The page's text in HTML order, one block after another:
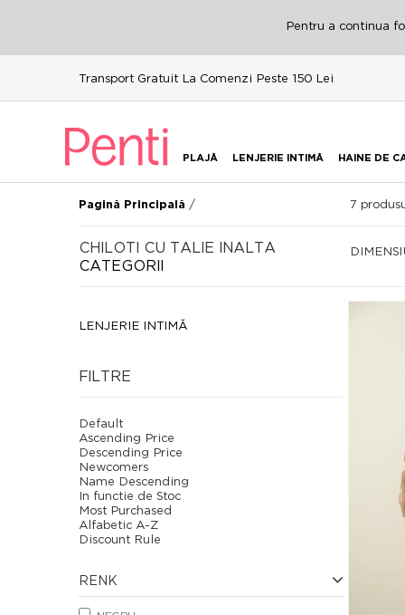
Pentru a continua
Transport Gratuit La Comenzi Peste 150 Lei
PLAJĂ LENJERIE INTIMĂ HAINE DE
Pagină Principală / 7
CHILOTI CU TALIE INALTA
CATEGORII
LENJERIE INTIMĂ
FILTRE
Default
Ascending Price
Descending Price
Newcomers
Name Descending
In functie de Stoc
Most Purchased
Alfabetic A-Z
Discount Rule
RENK